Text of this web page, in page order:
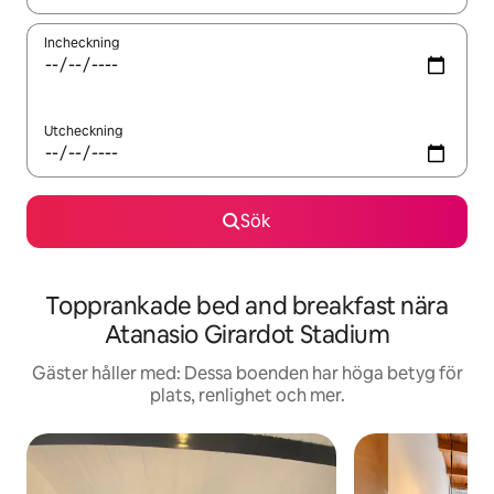
Incheckning
Utcheckning
Sök
Topprankade bed and breakfast nära
Atanasio Girardot Stadium
Gäster håller med: Dessa boenden har höga betyg för
plats, renlighet och mer.